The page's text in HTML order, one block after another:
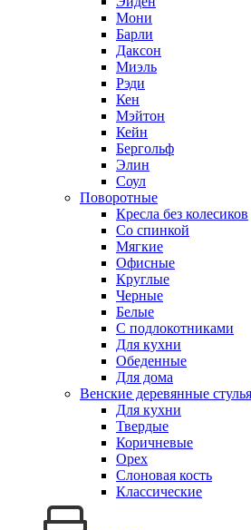
Мони
Барли
Даксон
Миэль
Рэди
Кен
Мэйтон
Кейн
Бергольф
Элин
Соул
Поворотные
Кресла без колесиков
Со спинкой
Мягкие
Офисные
Круглые
Черные
Белые
С подлокотниками
Для кухни
Обеденные
Для дома
Венские деревянные стулья
Для кухни
Твердые
Коричневые
Орех
Слоновая кость
Классические